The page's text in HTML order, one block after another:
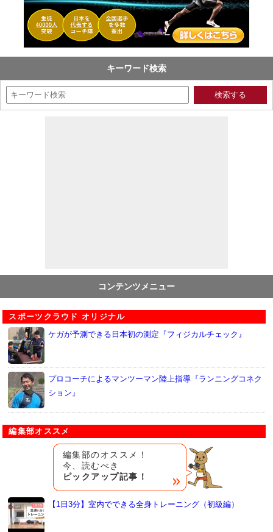
キーワード検索
コンテンツメニュー
スポーツクラウド オリジナル
ケガが予測できる日本初の測定『フィジカルチェック』
プロコーチによるマンツーマン陸上指導『ランニングコネク
ション』
編集部オススメ
編集部のオススメ！
今、読むべき
ピックアップ記事！
【1日3分】室内でできる全身トレーニング（初級編）